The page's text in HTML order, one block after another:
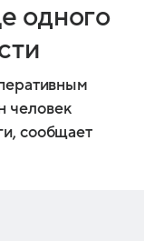
одного
человек
сообщает